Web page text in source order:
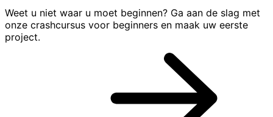
Weet u niet waar u moet beginnen? Ga aan de slag met
onze crashcursus voor beginners en maak uw eerste
project.